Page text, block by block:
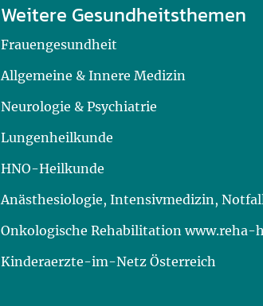
Weitere Gesundheitsthemen
Frauengesundheit
Allgemeine & Innere Medizin
Neurologie & Psychiatrie
Lungenheilkunde
HNO-Heilkunde
Anästhesiologie, Intensivmedizin,
Onkologische Rehabilitation
Kinderaerzte-im-Netz Österreich